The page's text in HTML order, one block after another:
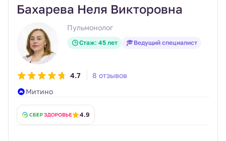
Бахарева Неля Викторовна
Пульмонолог
Стаж: 45 лет Ведущий специалист
4.7
8 отзывов
Митино
4.9